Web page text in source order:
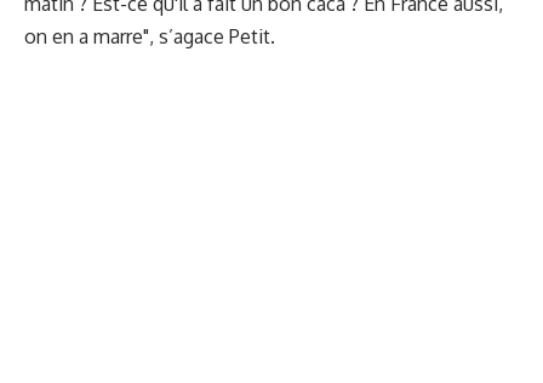
on en a marre", s’agace Petit.